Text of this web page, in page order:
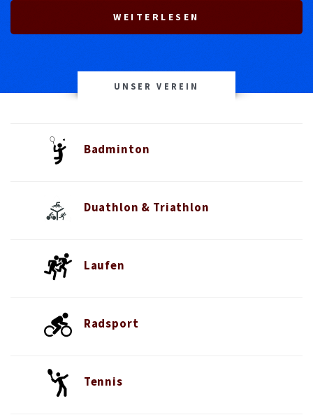
WEITERLESEN
UNSER VEREIN
Badminton
Duathlon & Triathlon
Laufen
Radsport
Tennis